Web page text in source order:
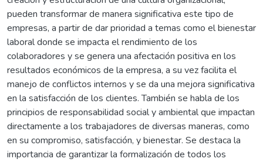
pueden transformar de manera significativa este tipo de
empresas, a partir de dar prioridad a temas como el bienestar
laboral donde se impacta el rendimiento de los
colaboradores y se genera una afectación positiva en los
resultados económicos de la empresa, a su vez facilita el
manejo de conflictos internos y se da una mejora significativa
en la satisfacción de los clientes. También se habla de los
principios de responsabilidad social y ambiental que impactan
directamente a los trabajadores de diversas maneras, como
en su compromiso, satisfacción, y bienestar. Se destaca la
importancia de garantizar la formalización de todos los